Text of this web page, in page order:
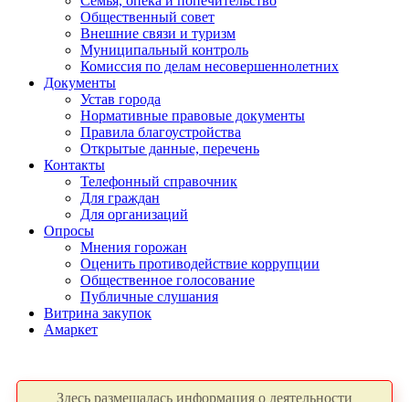
Общественный совет
Внешние связи и туризм
Муниципальный контроль
Комиссия по делам несовершеннолетних
Документы
Устав города
Нормативные правовые документы
Правила благоустройства
Открытые данные, перечень
Контакты
Телефонный справочник
Для граждан
Для организаций
Опросы
Мнения горожан
Оценить противодействие коррупции
Общественное голосование
Публичные слушания
Витрина закупок
Амаркет
Здесь размещалась информация о деятельности